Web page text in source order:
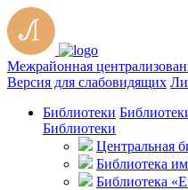
Межрайонная
Версия для слабовидящих
Библиотеки
Библиотеки
Центральная
Библиотека
Библиотека